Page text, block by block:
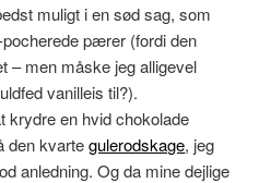
muligt i en sød sag, som
pærer (fordi den
– men måske jeg alligevel
vanilleis til?).
krydre en hvid chokolade
den kvartegulerodskage, jeg
anledning. Og da mine dejlige